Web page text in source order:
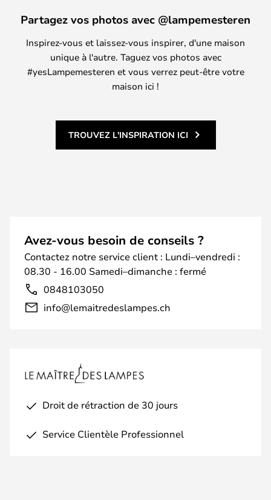
Partagez vos photos avec @lampemesteren
Inspirez-vous et laissez-vous inspirer, d'une maison
unique à l'autre. Taguez vos photos avec
#yesLampemesteren et vous verrez peut-être votre
maison ici !
TROUVEZ L'INSPIRATION ICI
Avez-vous besoin de conseils ?
Contactez notre service client : Lundi–vendredi :
08.30 - 16.00 Samedi–dimanche : fermé
0848103050
info@lemaitredeslampes.ch
Droit de rétraction de 30 jours
Service Clientèle Professionnel